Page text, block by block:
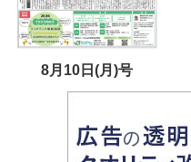
8月10日(月)号